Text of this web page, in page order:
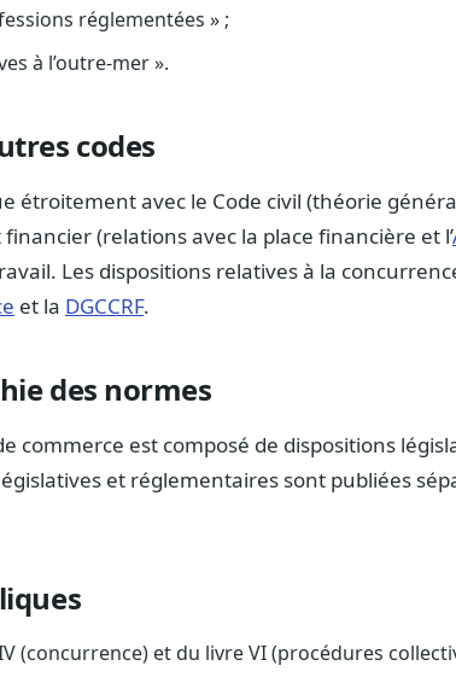
réglementées » ;
à l’outre-mer ».
codes
étroitement avec le Code civil (théorie
(relations avec la place financière et l’
Les dispositions relatives à la
et la DGCCRF.
des normes
commerce est composé de dispositions
et réglementaires sont publiées
(concurrence) et du livre VI (procédures